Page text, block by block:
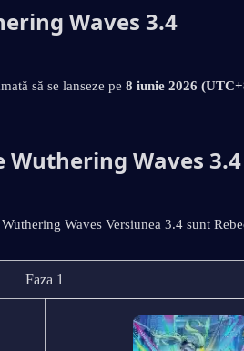
Waves 3.4
să se lanseze pe 8 iunie 2026
Waves 3.4
Waves Versiunea 3.4 sunt
Faza 1